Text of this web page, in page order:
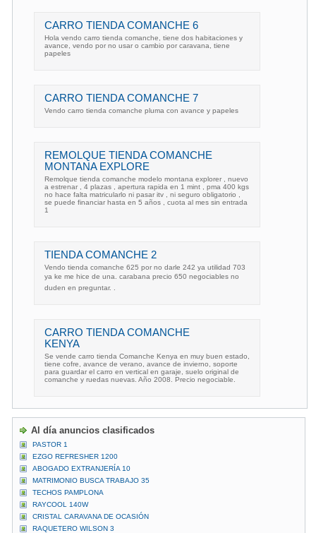
CARRO TIENDA COMANCHE 6
Hola vendo carro tienda comanche, tiene dos habitaciones y
avance, vendo por no usar o cambio por caravana, tiene
papeles
CARRO TIENDA COMANCHE 7
Vendo carro tienda comanche pluma con avance y papeles
REMOLQUE TIENDA COMANCHE
MONTANA EXPLORE
Remolque tienda comanche modelo montana explorer , nuevo
a estrenar , 4 plazas , apertura rapida en 1 mint , pma 400 kgs
no hace falta matricularlo ni pasar itv , ni seguro obligatorio ,
se puede financiar hasta en 5 años , cuota al mes sin entrada
1
TIENDA COMANCHE 2
Vendo tienda comanche 625 por no darle 242 ya utilidad 703
ya ke me hice de una. carabana precio 650 negociables no
duden en preguntar. .
CARRO TIENDA COMANCHE
KENYA
Se vende carro tienda Comanche Kenya en muy buen estado,
tiene cofre, avance de verano, avance de invierno, soporte
para guardar el carro en vertical en garaje, suelo original de
comanche y ruedas nuevas. Año 2008. Precio negociable.
Al día anuncios clasificados
PASTOR 1
EZGO REFRESHER 1200
ABOGADO EXTRANJERÍA 10
MATRIMONIO BUSCA TRABAJO 35
TECHOS PAMPLONA
RAYCOOL 140W
CRISTAL CARAVANA DE OCASIÓN
RAQUETERO WILSON 3